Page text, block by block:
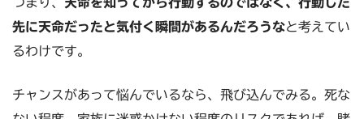
先に天命だったと気付く瞬間があるんだろうなと考えてい
るわけです。
チャンスがあって悩んでいるなら、飛び込んでみる。死な